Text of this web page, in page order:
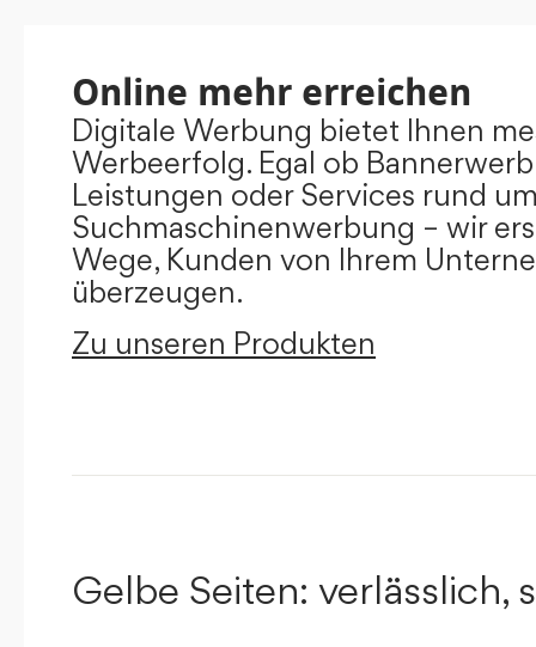
Online mehr erreichen
Digitale Werbung bietet Ihnen
Werbeerfolg. Egal ob
Leistungen oder Services rund
Suchmaschinenwerbung – wir
Wege, Kunden von Ihrem
überzeugen.
Zu unseren Produkten
Gelbe Seiten: verlässlich,